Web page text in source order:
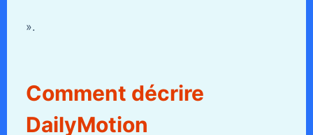
».
Comment décrire
DailyMotion